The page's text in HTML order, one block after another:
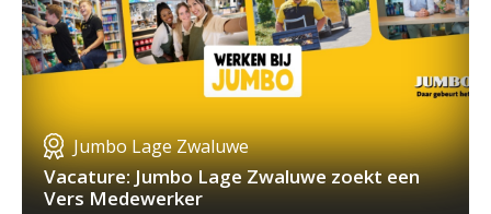
Jumbo Lage Zwaluwe
Vacature: Jumbo Lage Zwaluwe zoekt een
Vers Medewerker